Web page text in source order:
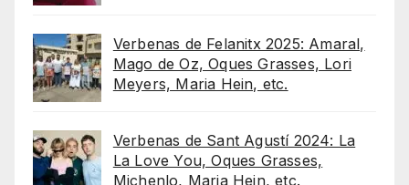
Verbenas de Felanitx 2025: Amaral,
Mago de Oz, Oques Grasses, Lori
Meyers, Maria Hein, etc.
Verbenas de Sant Agustí 2024: La
La Love You, Oques Grasses,
Michenlo, Maria Hein, etc.